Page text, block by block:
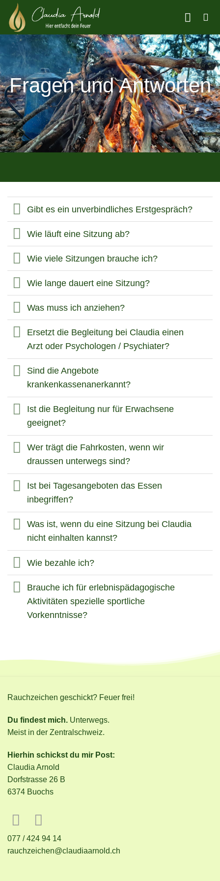
Inhalt
springen
Fragen und Antworten
Gibt es ein unverbindliches Erstgespräch?
Wie läuft eine Sitzung ab?
Wie viele Sitzungen brauche ich?
Wie lange dauert eine Sitzung?
Was muss ich anziehen?
Ersetzt die Begleitung bei Claudia einen
Arzt oder Psychologen / Psychiater?
Sind die Angebote
krankenkassenanerkannt?
Ist die Begleitung nur für Erwachsene
geeignet?
Wer trägt die Fahrkosten, wenn wir
draussen unterwegs sind?
Ist bei Tagesangeboten das Essen
inbegriffen?
Was ist, wenn du eine Sitzung bei Claudia
nicht einhalten kannst?
Wie bezahle ich?
Brauche ich für erlebnispädagogische
Aktivitäten spezielle sportliche
Vorkenntnisse?
Rauchzeichen geschickt? Feuer frei!
Du findest mich. Unterwegs.
Meist in der Zentralschweiz.
Hierhin schickst du mir Post:
Claudia Arnold
Dorfstrasse 26 B
6374 Buochs
077 / 424 94 14
rauchzeichen@claudiaarnold.ch